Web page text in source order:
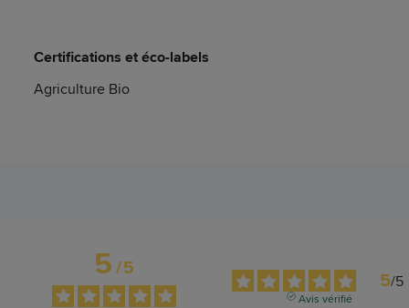
Certifications et éco-labels
Agriculture Bio
5/5 5/5
Avis vérifié